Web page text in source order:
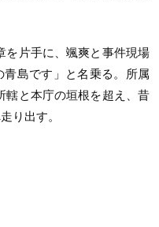
を片手に、颯爽と事件現場
青島です」と名乗る。所属
轄と本庁の垣根を超え、昔
り出す。